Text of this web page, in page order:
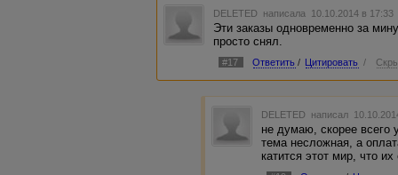
DELETED написала 10.10.2014 в
Эти заказы одновременно за
просто снял.
#17 Ответить / Цитировать /
DELETED написал
не думаю, скорее всего
тема несложная, а
катится этот мир, что